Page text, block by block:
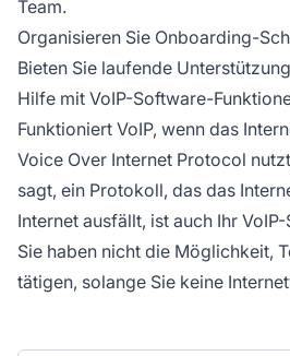
Team.
Organisieren Sie Onboarding-
Bieten Sie laufende
Hilfe mit VoIP-Software-
Funktioniert VoIP, wenn das
Voice Over Internet Protocol
sagt, ein Protokoll, das das
Internet ausfällt, ist auch Ihr
Sie haben nicht die Möglichkeit,
tätigen, solange Sie keine